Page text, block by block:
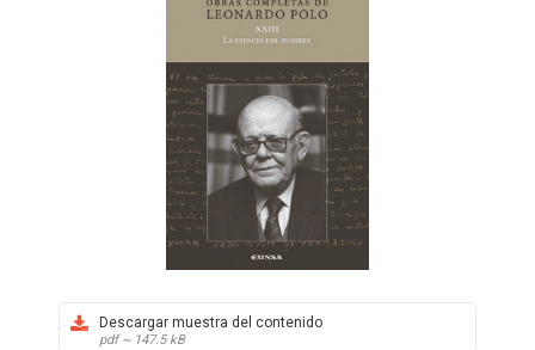
Descargar muestra del contenido
pdf ~ 147.5 kB